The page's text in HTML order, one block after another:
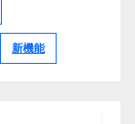
新機能